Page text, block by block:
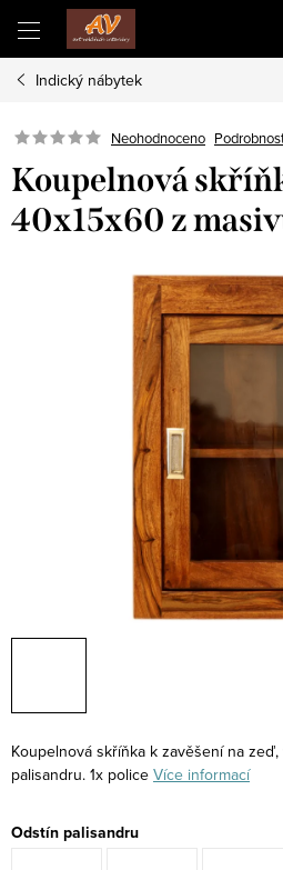
obsah
Indický nábytek
Neohodnoceno
Koupelnová
40x15x60 z
Koupelnová skříňka k zavěšení na
palisandru. 1x police Více informací
Odstín palisandru